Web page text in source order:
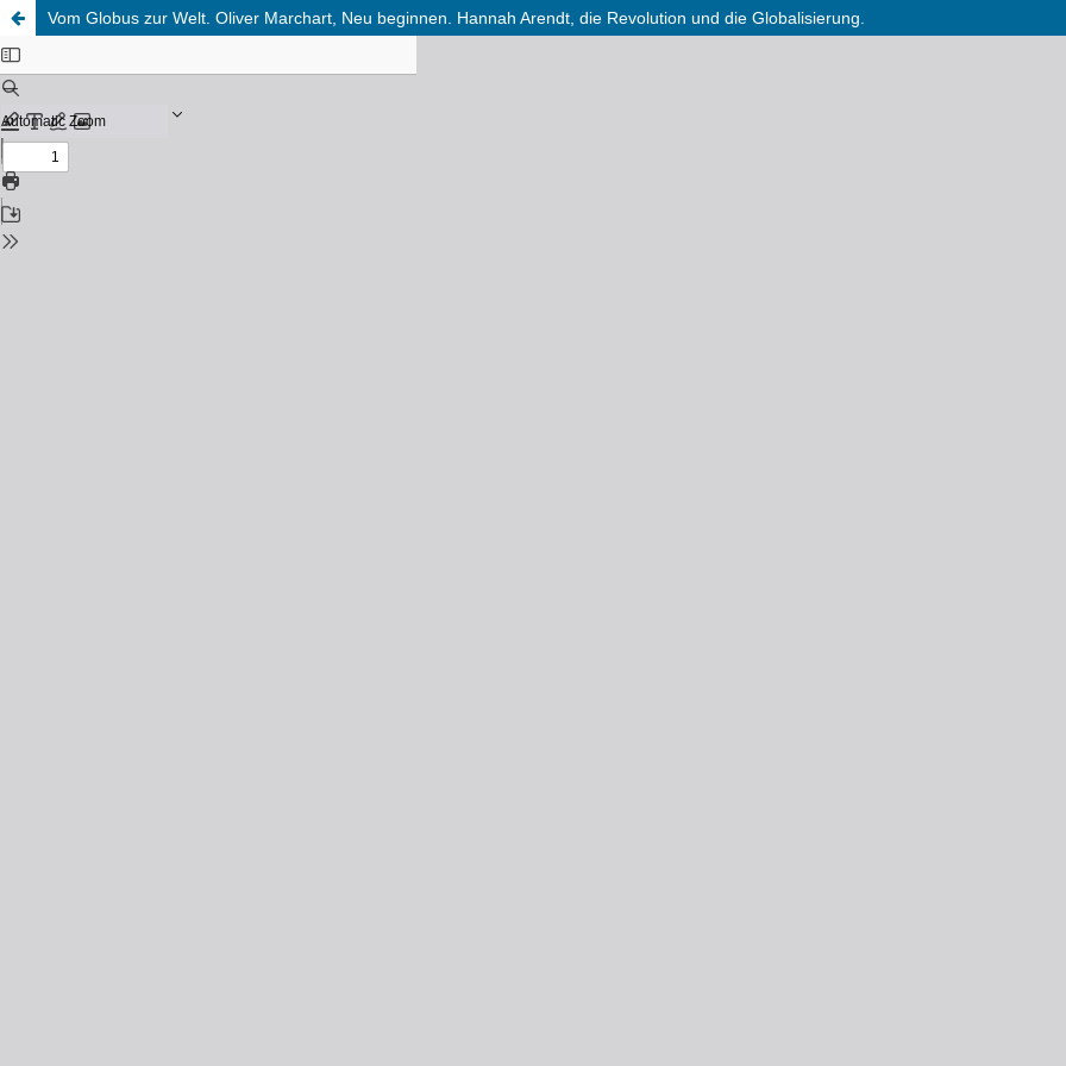
Vom Globus zur Welt. Oliver Marchart, Neu beginnen. Hannah Arendt, die Revolution und die Globalisierung.